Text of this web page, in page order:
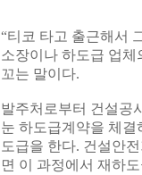
“티코 타고 출근해서
소장이나 하도급 업
꼬는 말이다.
발주처로부터 건설공
눈 하도급계약을 체
도급을 한다. 건설안
면 이 과정에서 재하